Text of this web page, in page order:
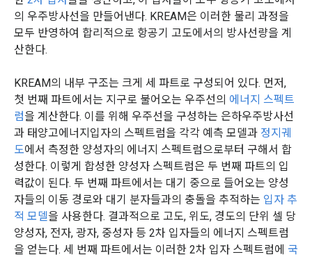
의 우주방사선을 만들어낸다. KREAM은 이러한 물리 과정을
모두 반영하여 합리적으로 항공기 고도에서의 방사선량을 계
산한다.
KREAM의 내부 구조는 크게 세 파트로 구성되어 있다. 먼저,
첫 번째 파트에서는 지구로 불어오는 우주선의 에너지 스펙트
럼을 계산한다. 이를 위해 우주선을 구성하는 은하우주방사선
과 태양고에너지입자의 스펙트럼을 각각 예측 모델과 정지궤
도에서 측정한 양성자의 에너지 스펙트럼으로부터 구해서 합
성한다. 이렇게 합성한 양성자 스펙트럼은 두 번째 파트의 입
력값이 된다. 두 번째 파트에서는 대기 중으로 들어오는 양성
자들의 이동 경로와 대기 분자들과의 충돌을 추적하는 입자 추
적 모델을 사용한다. 결과적으로 고도, 위도, 경도의 단위 셀 당
양성자, 전자, 광자, 중성자 등 2차 입자들의 에너지 스펙트럼
을 얻는다. 세 번째 파트에서는 이러한 2차 입자 스펙트럼에 국